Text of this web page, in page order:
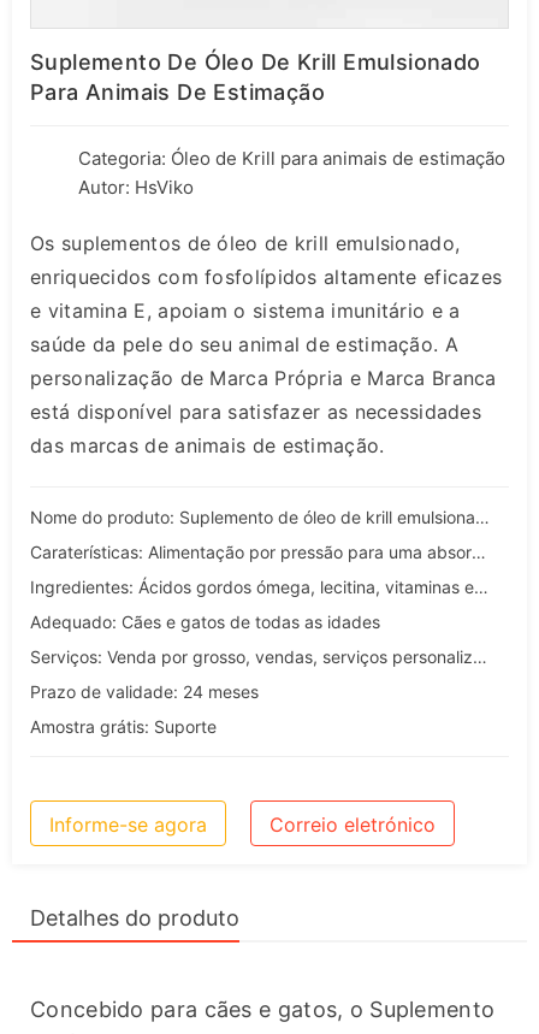
Suplemento De Óleo De Krill Emulsionado
Para Animais De Estimação
Categoria: Óleo de Krill para animais de estimação
Autor: HsViko
Os suplementos de óleo de krill emulsionado,
enriquecidos com fosfolípidos altamente eficazes
e vitamina E, apoiam o sistema imunitário e a
saúde da pele do seu animal de estimação. A
personalização de Marca Própria e Marca Branca
está disponível para satisfazer as necessidades
das marcas de animais de estimação.
Nome do produto: Suplemento de óleo de krill emulsionado para animais de estimação
Caraterísticas: Alimentação por pressão para uma absorção eficaz
Ingredientes: Ácidos gordos ómega, lecitina, vitaminas e outros nutrientes
Adequado: Cães e gatos de todas as idades
Serviços: Venda por grosso, vendas, serviços personalizados, OEM e ODM
Prazo de validade: 24 meses
Amostra grátis: Suporte
Informe-se agora Correio eletrónico
Detalhes do produto
Concebido para cães e gatos, o Suplemento